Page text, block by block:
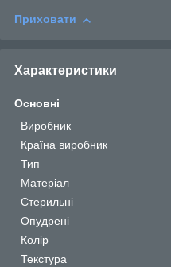
Приховати
Характеристики
Основні
Виробник
Країна виробник
Тип
Матеріал
Стерильні
Опудрені
Колір
Текстура